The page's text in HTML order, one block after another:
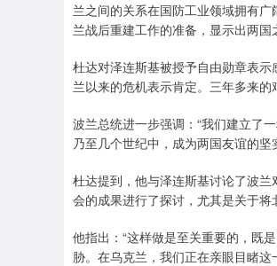
兰之间的关系在国防工业领域拥有
兰战后重建工作的准备，显示出两国
杜达对泽连斯基被授予自由勋章表
兰以来的危机表示肯定。三年多来的
波兰总统进一步强调：“我们建立了
乃至几个世纪中，成为两国友谊的
杜达提到，他与泽连斯基讨论了波
会的成果进行了探讨，尤其是关于将
他指出：“这样做是至关重要的，既
胁。在乌克兰，我们正在亲眼目睹这